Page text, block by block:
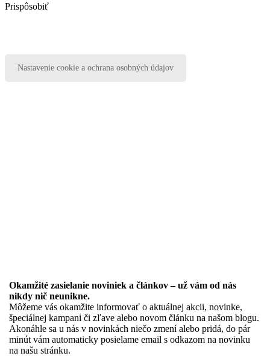
Prispôsobiť
Nastavenie cookie a ochrana osobných údajov
Okamžité zasielanie noviniek a článkov – už vám od nás
nikdy nič neunikne.
Môžeme vás okamžite informovať o aktuálnej akcii, novinke,
špeciálnej kampani či zľave alebo novom článku na našom blogu.
Akonáhle sa u nás v novinkách niečo zmení alebo pridá, do pár
minút vám automaticky posielame email s odkazom na novinku
na našu stránku.